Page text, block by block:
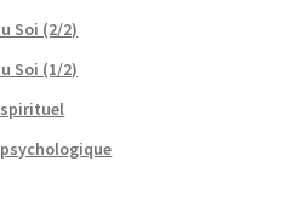
Soi (2/2)
Soi (1/2)
spirituel